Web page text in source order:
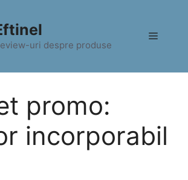
uri despre produse
Meniu
promo:
incorporabil